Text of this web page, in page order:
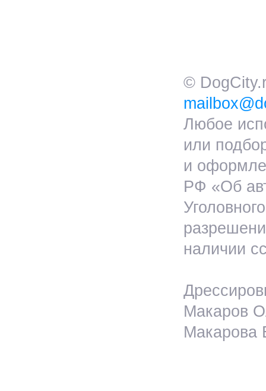
©
Любое
или
и
РФ «Об
наличии
Макаров
Макарова